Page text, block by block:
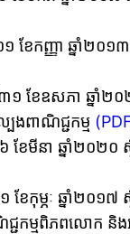
ខែកញ្ញា ឆ្នាំ២០១
១ ខែឧសភា ឆ្នាំ២
បងពាណិជ្ជកម្ម
ែមីនា ឆ្នាំ២០២០
កុម្ភៈ ឆ្នាំ២០១៧ ស្
ជ្ជកម្មពិភពលោក និង